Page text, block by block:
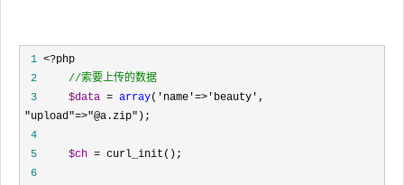
1 <?
2
//索要上传的数据
3
$data = array('name'=>'beauty',
"upload"=>"@a.zip"
4
5
$ch =
6